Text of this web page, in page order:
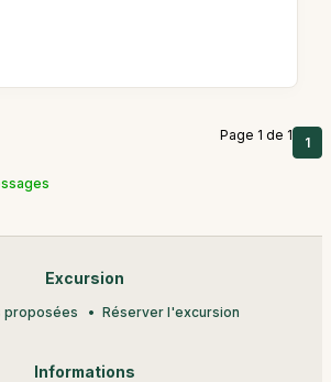
Page 1 de 1 1
Excursion
proposées Réserver l'excursion
Informations